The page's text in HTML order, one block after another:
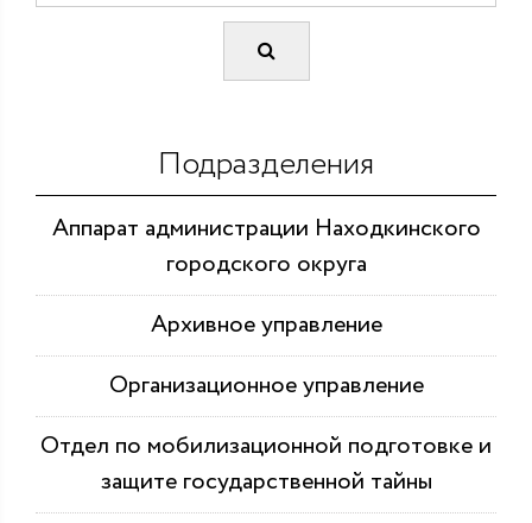
Подразделения
Аппарат администрации Находкинского
городского округа
Архивное управление
Организационное управление
Отдел по мобилизационной подготовке и
защите государственной тайны